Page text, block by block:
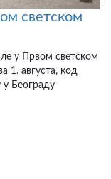
светском
у Првом светском
1. августа, код
Београду